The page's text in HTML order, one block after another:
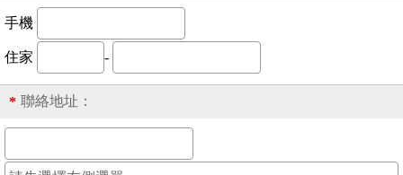
手機
住家 -
* 聯絡地址：